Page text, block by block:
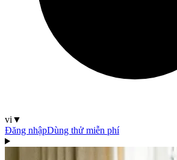
vi ▼
Đăng nhậpDùng thử miễn phí